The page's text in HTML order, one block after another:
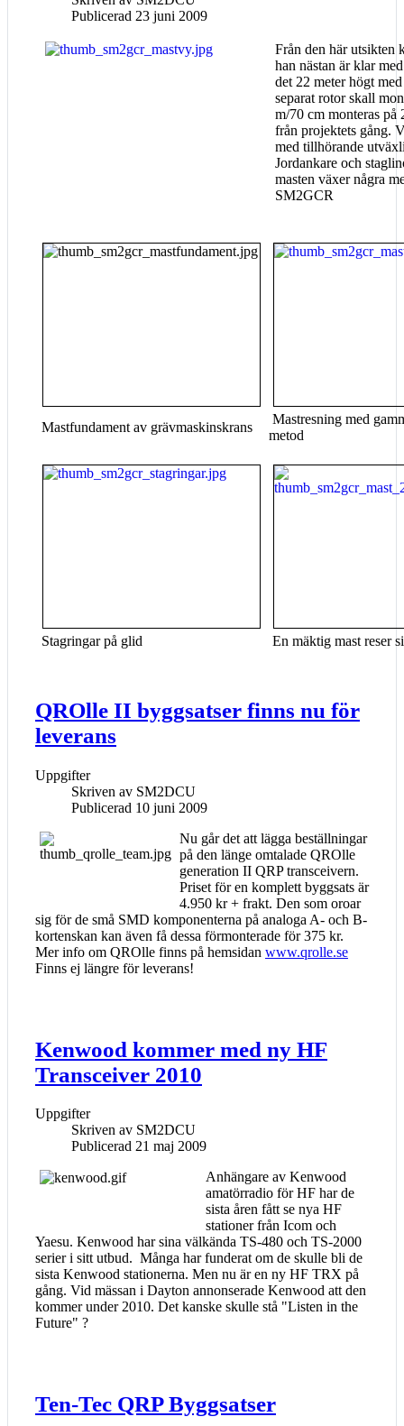
Publicerad 23 juni 2009
Från den här utsikten
han nästan är klar
det 22 meter högt
separat rotor skall
m/70 cm monteras på
från projektets gång.
med tillhörande
Jordankare och
masten växer några
SM2GCR
Mastfundament av grävmaskinskrans
Mastresning med
metod
Stagringar på glid En mäktig mast reser
QROlle II byggsatser finns nu för
leverans
Uppgifter
Skriven av SM2DCU
Publicerad 10 juni 2009
Nu går det att lägga beställningar
på den länge omtalade QROlle
generation II QRP transceivern.
Priset för en komplett byggsats är
4.950 kr + frakt. Den som oroar
sig för de små SMD komponenterna på analoga A- och B-
kortenskan kan även få dessa förmonterade för 375 kr.
Mer info om QROlle finns på hemsidan www.qrolle.se
Finns ej längre för leverans!
Kenwood kommer med ny HF
Transceiver 2010
Uppgifter
Skriven av SM2DCU
Publicerad 21 maj 2009
Anhängare av Kenwood
amatörradio för HF har de
sista åren fått se nya HF
stationer från Icom och
Yaesu. Kenwood har sina välkända TS-480 och TS-2000
serier i sitt utbud. Många har funderat om de skulle bli de
sista Kenwood stationerna. Men nu är en ny HF TRX på
gång. Vid mässan i Dayton annonserade Kenwood att den
kommer under 2010. Det kanske skulle stå "Listen in the
Future" ?
Ten-Tec QRP Byggsatser